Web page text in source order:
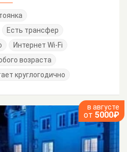
Есть трансфер
Интернет Wi-Fi
возраста
круглогодично
в августе
от 5000₽